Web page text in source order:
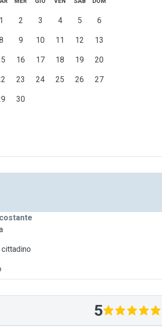
and
and
1 2 3 4 5 6
9 10 11 12 13
16 17 18 19 20
23 24 25 26 27
30
cittadino
5